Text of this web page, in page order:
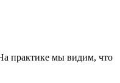
практике мы видим, что